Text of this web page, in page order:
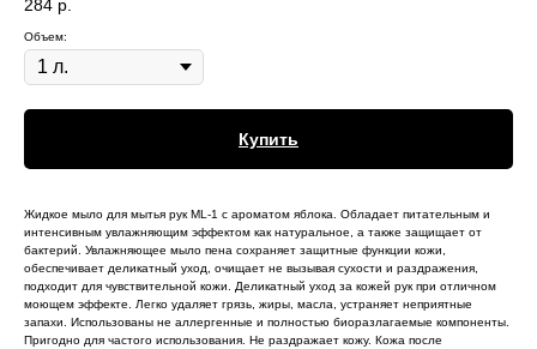
284 р.
Объем:
Купить
Жидкое мыло для мытья рук ML-1 с ароматом яблока. Обладает питательным и
интенсивным увлажняющим эффектом как натуральное, а также защищает от
бактерий. Увлажняющее мыло пена сохраняет защитные функции кожи,
обеспечивает деликатный уход, очищает не вызывая сухости и раздражения,
подходит для чувствительной кожи. Деликатный уход за кожей рук при отличном
моющем эффекте. Легко удаляет грязь, жиры, масла, устраняет неприятные
запахи. Использованы не аллергенные и полностью биоразлагаемые компоненты.
Пригодно для частого использования. Не раздражает кожу. Кожа после